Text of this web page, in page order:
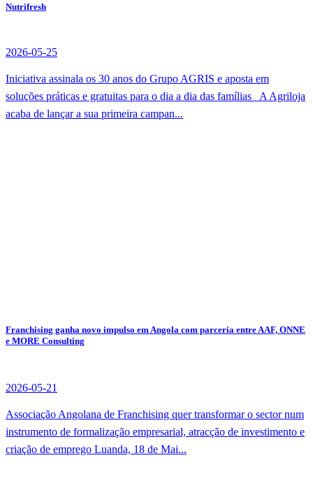
Nutrifresh
2026-05-25
Iniciativa assinala os 30 anos do Grupo AGRIS e aposta em
soluções práticas e gratuitas para o dia a dia das famílias A Agriloja
acaba de lançar a sua primeira campan...
Franchising ganha novo impulso em Angola com parceria entre AAF, ONNE
e MORE Consulting
2026-05-21
Associação Angolana de Franchising quer transformar o sector num
instrumento de formalização empresarial, atracção de investimento e
criação de emprego Luanda, 18 de Mai...